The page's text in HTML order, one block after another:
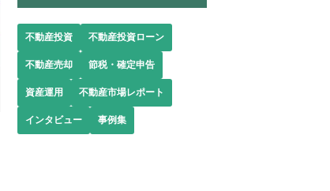
不動産投資 不動産投資ローン
不動産売却 節税・確定申告
資産運用 不動産市場レポート
インタビュー 事例集